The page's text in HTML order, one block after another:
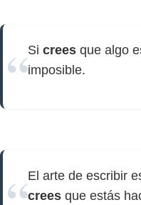
Si crees que algo
imposible.
El arte de escribir
crees que estás